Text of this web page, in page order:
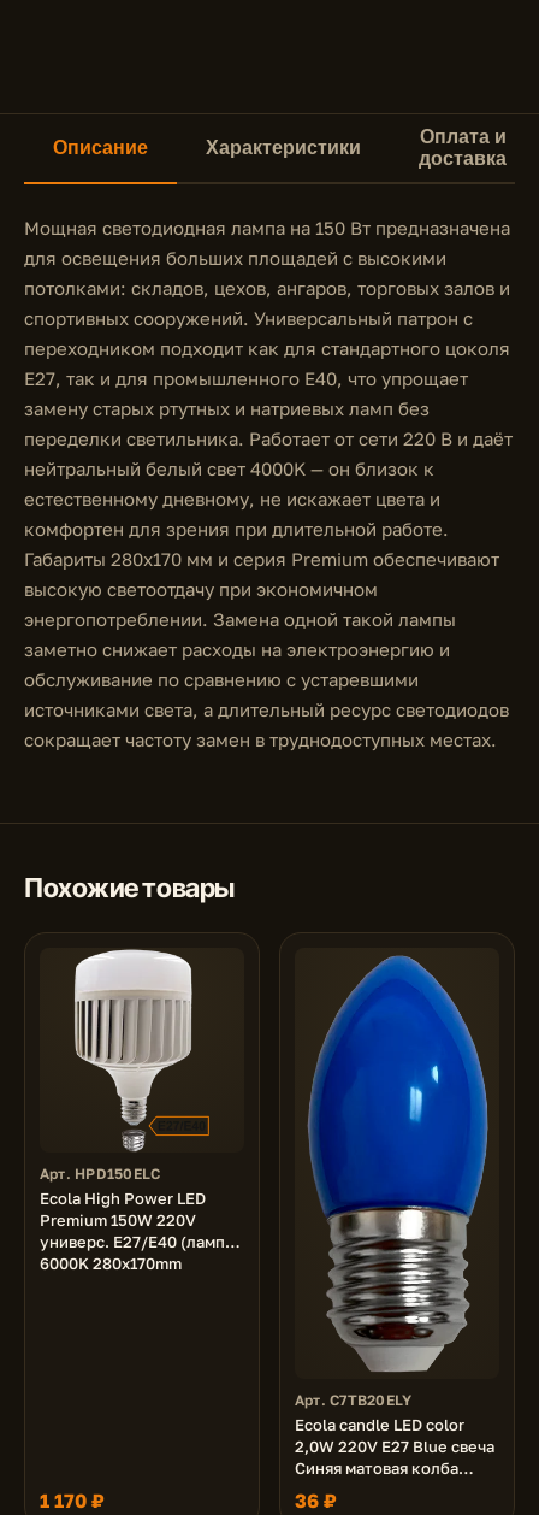
Описание Характеристики
Оплата и
доставка
Мощная светодиодная лампа на 150 Вт предназначена
для освещения больших площадей с высокими
потолками: складов, цехов, ангаров, торговых залов и
спортивных сооружений. Универсальный патрон с
переходником подходит как для стандартного цоколя
E27, так и для промышленного E40, что упрощает
замену старых ртутных и натриевых ламп без
переделки светильника. Работает от сети 220 В и даёт
нейтральный белый свет 4000K — он близок к
естественному дневному, не искажает цвета и
комфортен для зрения при длительной работе.
Габариты 280х170 мм и серия Premium обеспечивают
высокую светоотдачу при экономичном
энергопотреблении. Замена одной такой лампы
заметно снижает расходы на электроэнергию и
обслуживание по сравнению с устаревшими
источниками света, а длительный ресурс светодиодов
сокращает частоту замен в труднодоступных местах.
Похожие товары
Арт. HPD150ELC
Ecola High Power LED
Premium 150W 220V
универс. E27/E40 (лампа)
6000K 280х170mm
1 170 ₽
Арт. C7TB20ELY
Ecola candle LED color
2,0W 220V E27 Blue свеча
Синяя матовая колба
82x37
36 ₽